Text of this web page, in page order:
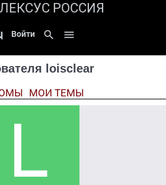
РОССИЯ
Войти search 
loisclear
МОИ ТЕМЫ